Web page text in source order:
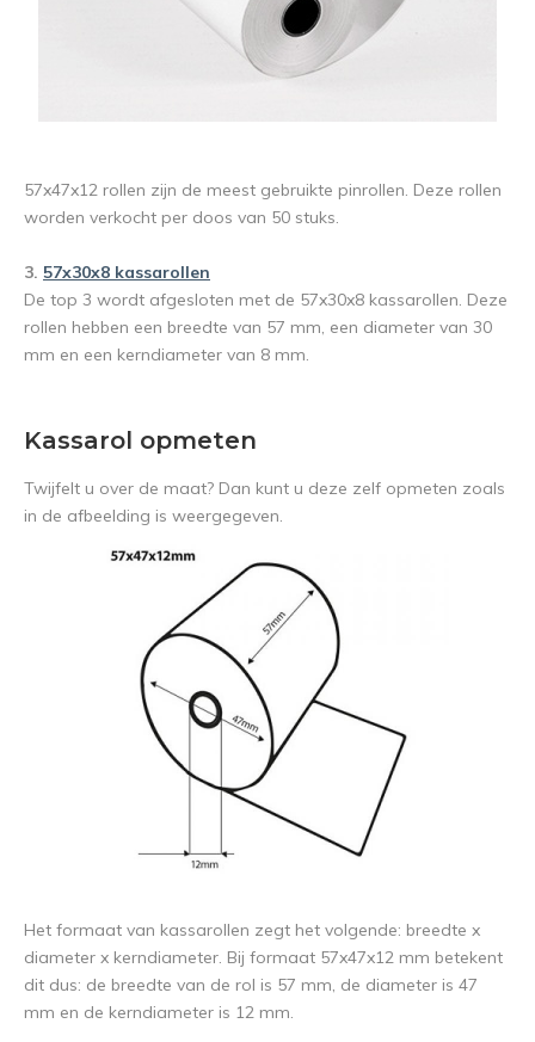
57x47x12 rollen zijn de meest gebruikte pinrollen. Deze rollen
worden verkocht per doos van 50 stuks.
3. 57x30x8 kassarollen
De top 3 wordt afgesloten met de 57x30x8 kassarollen. Deze
rollen hebben een breedte van 57 mm, een diameter van 30
mm en een kerndiameter van 8 mm.
Kassarol opmeten
Twijfelt u over de maat? Dan kunt u deze zelf opmeten zoals
in de afbeelding is weergegeven.
Het formaat van kassarollen zegt het volgende: breedte x
diameter x kerndiameter. Bij formaat 57x47x12 mm betekent
dit dus: de breedte van de rol is 57 mm, de diameter is 47
mm en de kerndiameter is 12 mm.